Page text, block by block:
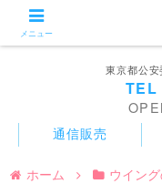
東京都公
TEL
通信販売
ホーム ウイン
メニュー